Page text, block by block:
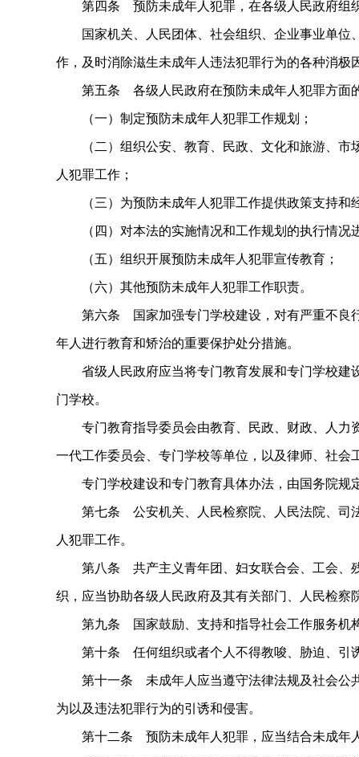
第四条 预防未成年人犯罪，在各级人民政府组
国家机关、人民团体、社会组织、企业事业单位
作，及时消除滋生未成年人违法犯罪行为的各种消
第五条 各级人民政府在预防未成年人犯罪方面
（一）制定预防未成年人犯罪工作规划；
（二）组织公安、教育、民政、文化和旅游、市
人犯罪工作；
（三）为预防未成年人犯罪工作提供政策支持和
（四）对本法的实施情况和工作规划的执行情况
（五）组织开展预防未成年人犯罪宣传教育；
（六）其他预防未成年人犯罪工作职责。
第六条 国家加强专门学校建设，对有严重不良行
年人进行教育和矫治的重要保护处分措施。
省级人民政府应当将专门教育发展和专门学校建
门学校。
专门教育指导委员会由教育、民政、财政、人力
一代工作委员会、专门学校等单位，以及律师、社
专门学校建设和专门教育具体办法，由国务院规
第七条 公安机关、人民检察院、人民法院、司法
人犯罪工作。
第八条 共产主义青年团、妇女联合会、工会、残
织，应当协助各级人民政府及其有关部门、人民检
第九条 国家鼓励、支持和指导社会工作服务机构
第十条 任何组织或者个人不得教唆、胁迫、引诱
第十一条 未成年人应当遵守法律法规及社会公共
为以及违法犯罪行为的引诱和侵害。
第十二条 预防未成年人犯罪，应当结合未成年人